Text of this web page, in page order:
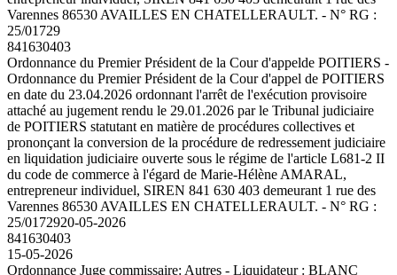
Varennes 86530 AVAILLES EN CHATELLERAULT. - N° RG :
25/01729
841630403
Ordonnance du Premier Président de la Cour d'appelde POITIERS -
Ordonnance du Premier Président de la Cour d'appel de POITIERS
en date du 23.04.2026 ordonnant l'arrêt de l'exécution provisoire
attaché au jugement rendu le 29.01.2026 par le Tribunal judiciaire
de POITIERS statutant en matière de procédures collectives et
prononçant la conversion de la procédure de redressement judiciaire
en liquidation judiciaire ouverte sous le régime de l'article L681-2 II
du code de commerce à l'égard de Marie-Hélène AMARAL,
entrepreneur individuel, SIREN 841 630 403 demeurant 1 rue des
Varennes 86530 AVAILLES EN CHATELLERAULT. - N° RG :
25/0172920-05-2026
841630403
15-05-2026
Ordonnance Juge commissaire: Autres - Liquidateur : BLANC